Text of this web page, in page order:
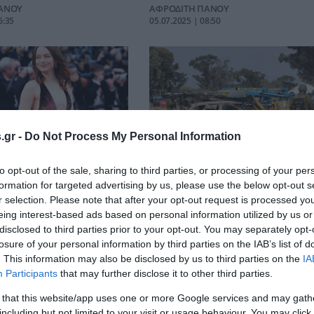
- Do Not Process My Personal Information
opt-out of the sale, sharing to third parties, or processing of your
for targeted advertising by us, please use the below opt-out
selection. Please note that after your opt-out request is processed
interest-based ads based on personal information utilized by us
to third parties prior to your opt-out. You may separately
of your personal information by third parties on the IAB’s list of
This information may also be disclosed by us to third parties on the
Participants that may further disclose it to other third parties.
that this website/app uses one or more Google services and may
ΑΦΡΟΔΙΤΗ ΠΑΝΟΥ
05.07.2025 | 08:50
Η «Εμίλια
τις εντυπώσεις
με τον Λάνθιμο
Δεν γνώριζε η Χαμάς για το
μουσικό φεστιβάλ όταν
στο Ισραήλ
ΑΦΡΟΔΙΤΗ ΠΑΝΟΥ
19.11.2023 | 13:34